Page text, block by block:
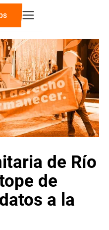
de Río
de
a la